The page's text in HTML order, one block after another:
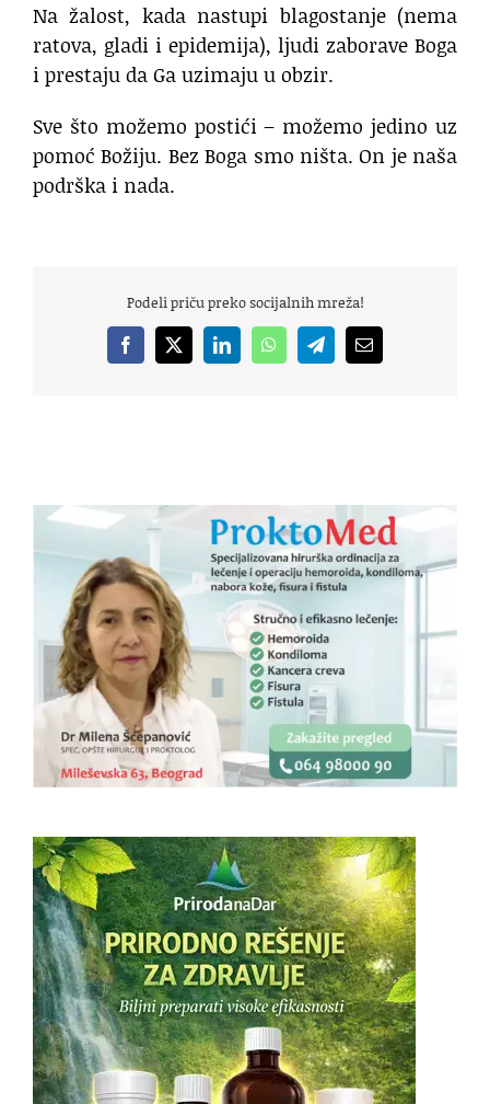
Na žalost, kada nastupi blagostanje (nema
ratova, gladi i epidemija), ljudi zaborave Boga
i prestaju da Ga uzimaju u obzir.
Sve što možemo postići – možemo jedino uz
pomoć Božiju. Bez Boga smo ništa. On je naša
podrška i nada.
Podeli priču preko socijalnih mreža!
Facebook
X LinkedInWhatsAppTelegramEmail